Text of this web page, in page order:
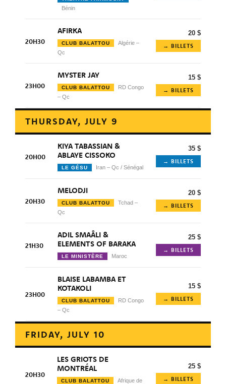
Bénin
20H30
AFIRKA
CLUB BALATTOU
Algérie –
Qc
20 $
→ BILLETS
23H00
MYSTER JAY
CLUB BALATTOU
RD Congo
– Qc
15 $
→ BILLETS
THURSDAY, JULY 9
20H00
KIYA TABASSIAN &
ABLAYE CISSOKO
LE GÉSU Iran – Qc / Sénégal
35 $
→ BILLETS
20H30
MELODJI
CLUB BALATTOU
Tchad –
Qc
20 $
→ BILLETS
21H30
ADIL SMAÂLI &
ELEMENTS OF BARAKA
LE MINISTÈRE Maroc
25 $
→ BILLETS
23H00
BLAISE LABAMBA ET
KOTAKOLI
CLUB BALATTOU
RD Congo
– Qc
15 $
→ BILLETS
FRIDAY, JULY 10
20H30
LES GRIOTS DE
MONTRÉAL
CLUB BALATTOU Afrique de
25 $
→ BILLETS